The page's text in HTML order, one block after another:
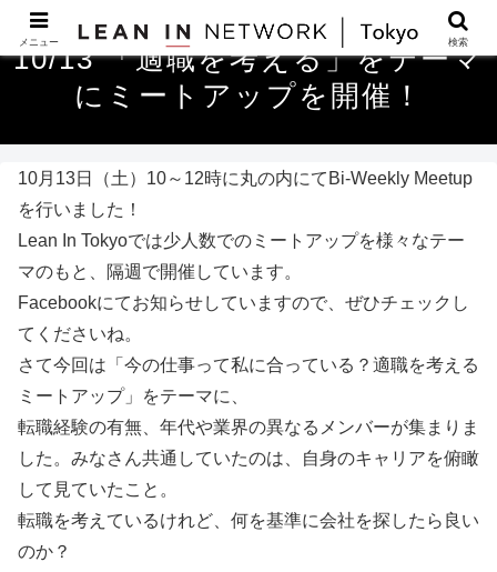
10/13 「適職を考える」をテーマ
にミートアップを開催！
10月13日（土）10～12時に丸の内にてBi-Weekly Meetup
を行いました！
Lean In Tokyoでは少人数でのミートアップを様々なテー
マのもと、隔週で開催しています。
Facebookにてお知らせしていますので、ぜひチェックし
てくださいね。
さて今回は「今の仕事って私に合っている？適職を考える
ミートアップ」をテーマに、
転職経験の有無、年代や業界の異なるメンバーが集まりま
した。みなさん共通していたのは、自身のキャリアを俯瞰
して見ていたこと。
転職を考えているけれど、何を基準に会社を探したら良い
のか？
メニュー 検索